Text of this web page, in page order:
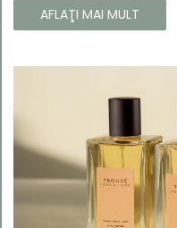
să atragă atenția și să
AFLAŢI MAI MULT